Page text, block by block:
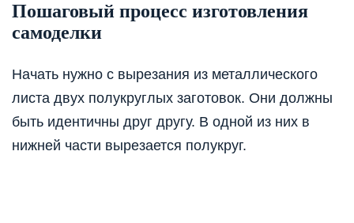
Пошаговый процесс изготовления
самоделки
Начать нужно с вырезания из металлического
листа двух полукруглых заготовок. Они должны
быть идентичны друг другу. В одной из них в
нижней части вырезается полукруг.